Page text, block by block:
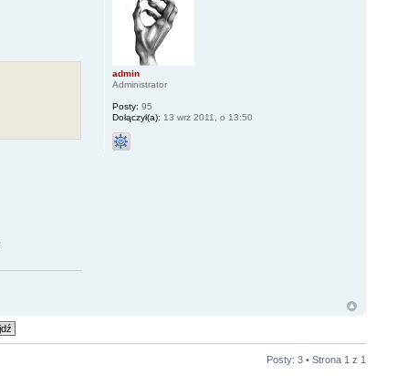
admin
Administrator
Posty: 95
Dołączył(a): 13 wrz 2011, o 13:50
Posty: 3 • Strona 1 z 1